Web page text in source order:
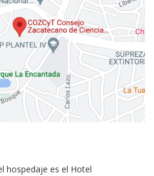
hospedaje es el Hotel